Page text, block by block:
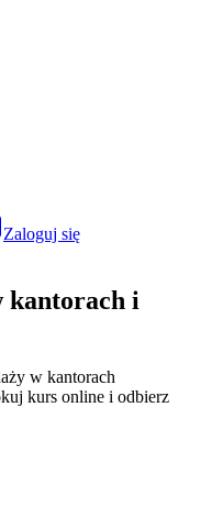
Zaloguj się
kantorach i
w kantorach
kurs online i odbierz